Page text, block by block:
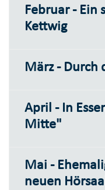
Februar - Ein
Kettwig
März - Durch
April - In
Mitte"
Mai -
neuen